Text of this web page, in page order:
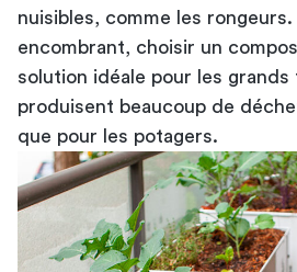
nuisibles, comme les rongeurs.
encombrant, choisir un
solution idéale pour les grands
produisent beaucoup de
que pour les potagers.